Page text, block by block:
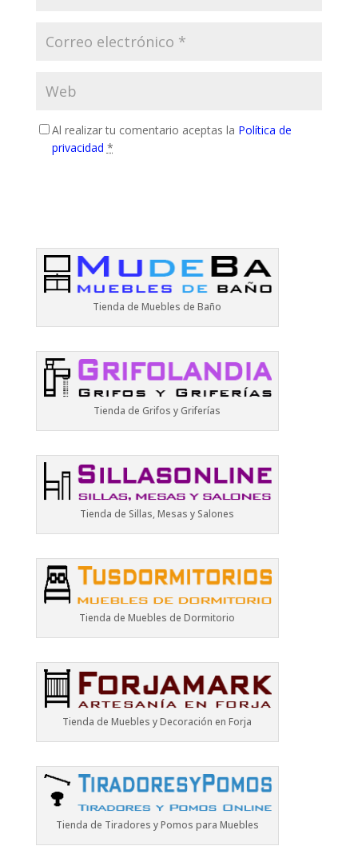
Al realizar tu comentario aceptas la Política de
privacidad *
Tienda de Muebles de Baño
Tienda de Grifos y Griferías
Tienda de Sillas, Mesas y Salones
Tienda de Muebles de Dormitorio
Tienda de Muebles y Decoración en Forja
Tienda de Tiradores y Pomos para Muebles